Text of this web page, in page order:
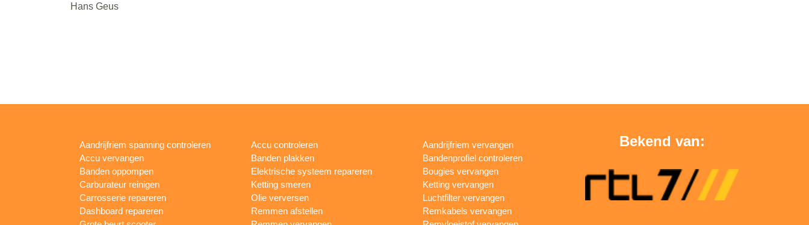
Hans Geus
Aandrijfriem spanning controleren
Accu vervangen
Banden oppompen
Carburateur reinigen
Carrosserie repareren
Dashboard repareren
Accu controleren
Banden plakken
Elektrische systeem repareren
Ketting smeren
Olie verversen
Remmen afstellen
Aandrijfriem vervangen
Bandenprofiel controleren
Bougies vervangen
Ketting vervangen
Luchtfilter vervangen
Remkabels vervangen
Bekend van: